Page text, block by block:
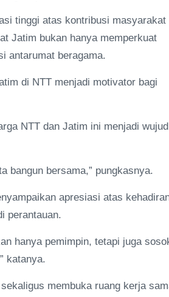
tinggi atas kontribusi masyarakat
Jatim bukan hanya memperkuat
antarumat beragama.
di NTT menjadi motivator bagi
NTT dan Jatim ini menjadi wujud
bangun bersama,” pungkasnya.
apresiasi atas
perantauan.
hanya pemimpin, tetapi juga
katanya.
membuka ruang kerja